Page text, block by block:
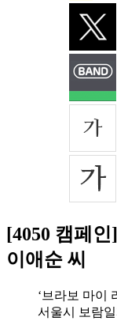
[4050 캠페
이애순 씨
‘브라보 마이
서울시 보람